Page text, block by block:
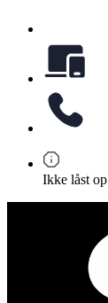
Ikke låst op